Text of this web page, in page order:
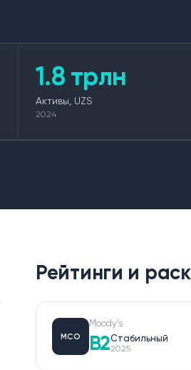
1.8 трлн
Активы, UZS
2024
Рейтинги и
MCO
Moody's
B2Стабильный
2025